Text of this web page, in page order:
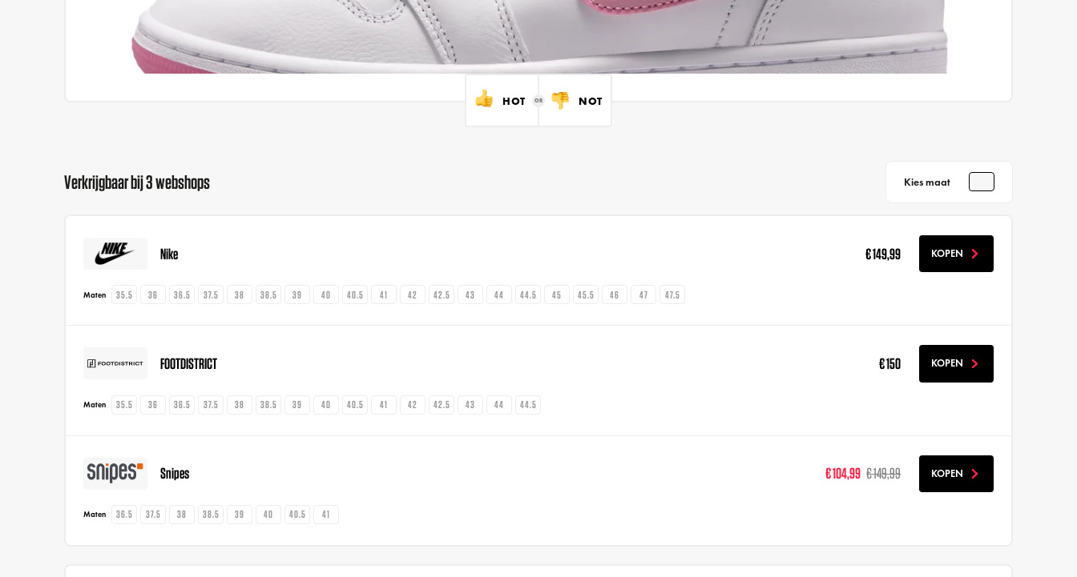
HOT NOT
Verkrijgbaar bij 3 webshops Kies maat
Nike € 149,99 KOPEN
Maten 35.5 36 36.5 37.5 38 38.5 39 40 40.5 41 42 42.5 43 44 44.5 45 45.5 46 47 47.5
FOOTDISTRICT € 150 KOPEN
Maten 35.5 36 36.5 37.5 38 38.5 39 40 40.5 41 42 42.5 43 44 44.5
Snipes € 104,99 € 149,99 KOPEN
Maten 36.5 37.5 38 38.5 39 40 40.5 41